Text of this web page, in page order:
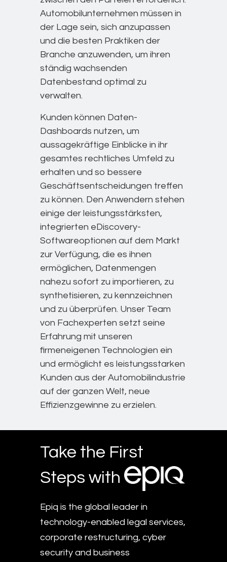
Automobilunternehmen müssen in
der Lage sein, sich anzupassen
und die besten Praktiken der
Branche anzuwenden, um ihren
ständig wachsenden
Datenbestand optimal zu
verwalten.
Kunden können Daten-
Dashboards nutzen, um
aussagekräftige Einblicke in ihr
gesamtes rechtliches Umfeld zu
erhalten und so bessere
Geschäftsentscheidungen treffen
zu können. Den Anwendern stehen
einige der leistungsstärksten,
integrierten eDiscovery-
Softwareoptionen auf dem Markt
zur Verfügung, die es ihnen
ermöglichen, Datenmengen
nahezu sofort zu importieren, zu
synthetisieren, zu kennzeichnen
und zu überprüfen. Unser Team
von Fachexperten setzt seine
Erfahrung mit unseren
firmeneigenen Technologien ein
und ermöglicht es leistungsstarken
Kunden aus der Automobilindustrie
auf der ganzen Welt, neue
Effizienzgewinne zu erzielen.
Take the First
Steps with
Epiq is the global leader in
technology-enabled legal services,
corporate restructuring, cyber
security and business